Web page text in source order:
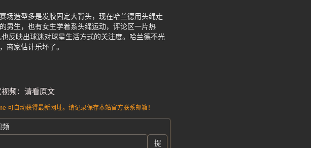
场造型多是发胶固定大背头，现在哈兰德用头绳走
男生，也有女生学着系头绳运动，评论区一片热
反映出球迷对球星生活方式的关注度。哈兰德不光
商家估计乐坏了。
频：请看原文
可自动获得最新网址。请记录保存本站官方联系邮箱！
频
提